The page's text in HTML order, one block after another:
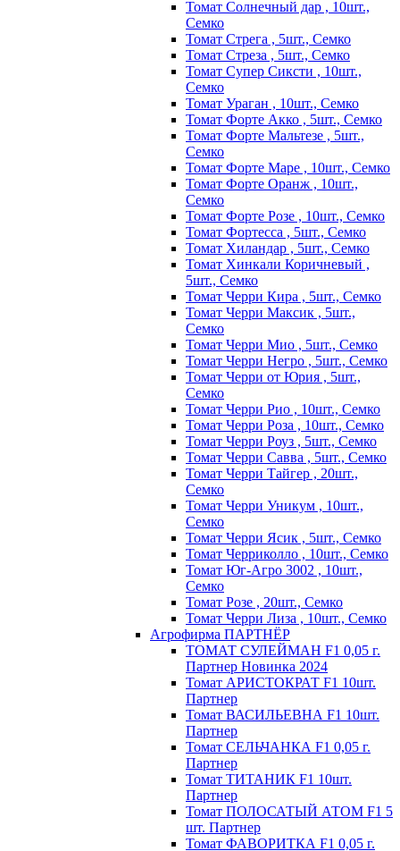
Томат Солнечный дар , 10шт.,
Семко
Томат Стрега , 5шт., Семко
Томат Стреза , 5шт., Семко
Томат Супер Сиксти , 10шт.,
Семко
Томат Ураган , 10шт., Семко
Томат Форте Акко , 5шт., Семко
Томат Форте Мальтезе , 5шт.,
Семко
Томат Форте Маре , 10шт., Семко
Томат Форте Оранж , 10шт.,
Семко
Томат Форте Розе , 10шт., Семко
Томат Фортесса , 5шт., Семко
Томат Хиландар , 5шт., Семко
Томат Хинкали Коричневый ,
5шт., Семко
Томат Черри Кира , 5шт., Семко
Томат Черри Максик , 5шт.,
Семко
Томат Черри Мио , 5шт., Семко
Томат Черри Негро , 5шт., Семко
Томат Черри от Юрия , 5шт.,
Семко
Томат Черри Рио , 10шт., Семко
Томат Черри Роза , 10шт., Семко
Томат Черри Роуз , 5шт., Семко
Томат Черри Савва , 5шт., Семко
Томат Черри Тайгер , 20шт.,
Семко
Томат Черри Уникум , 10шт.,
Семко
Томат Черри Ясик , 5шт., Семко
Томат Черриколло , 10шт., Семко
Томат Юг-Агро 3002 , 10шт.,
Семко
Томат Розе , 20шт., Семко
Томат Черри Лиза , 10шт., Семко
Агрофирма ПАРТНЁР
ТОМАТ СУЛЕЙМАН F1 0,05 г.
Партнер Новинка 2024
Томат АРИСТОКРАТ F1 10шт.
Партнер
Томат ВАСИЛЬЕВНА F1 10шт.
Партнер
Томат СЕЛЬЧАНКА F1 0,05 г.
Партнер
Томат ТИТАНИК F1 10шт.
Партнер
Томат ПОЛОСАТЫЙ АТОМ F1 5
шт. Партнер
Томат ФАВОРИТКА F1 0,05 г.